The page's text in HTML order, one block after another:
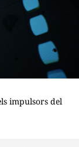
impulsors del